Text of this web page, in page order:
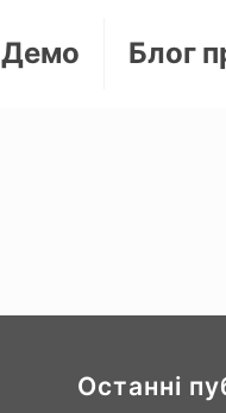
Демо Блог
Останні